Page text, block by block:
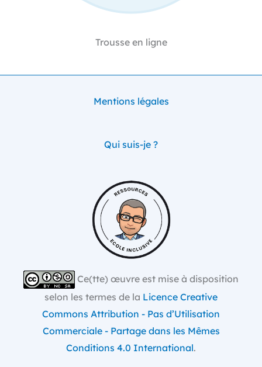
Trousse en ligne
Mentions légales
Qui suis-je ?
Ce(tte) œuvre est mise à disposition
selon les termes de la Licence Creative
Commons Attribution - Pas d’Utilisation
Commerciale - Partage dans les Mêmes
Conditions 4.0 International.